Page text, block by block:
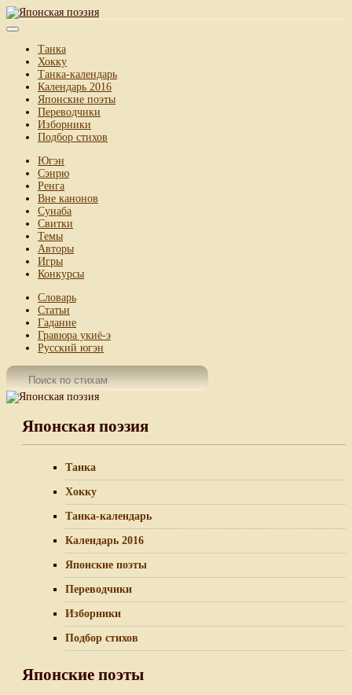
Танка
Хокку
Танка-календарь
Календарь 2016
Японские поэты
Переводчики
Изборники
Подбор стихов
Югэн
Сэнрю
Ренга
Вне канонов
Сунаба
Свитки
Темы
Авторы
Игры
Конкурсы
Словарь
Статьи
Гадание
Гравюра укиё-э
Русский югэн
Японская поэзия
Танка
Хокку
Танка-календарь
Календарь 2016
Японские поэты
Переводчики
Изборники
Подбор стихов
Японские поэты